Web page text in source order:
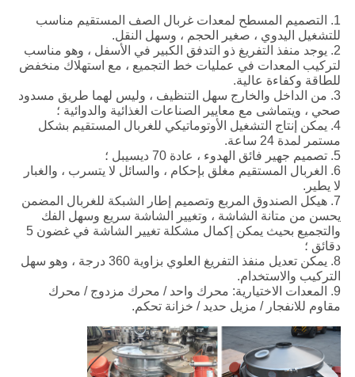
1. التصميم المسطح لمعدات غربال الصف المستقيم مناسب
للتشغيل اليدوي ، صغير الحجم ، وسهل النقل.
2. يوجد منفذ التفريغ ذو التدفق الكبير في الأسفل ، وهو مناسب
لتركيب المعدات في عمليات خط التجميع ، مع استهلاك منخفض
للطاقة وكفاءة عالية.
3. من الداخل والخارج سهل التنظيف ، وليس لهما طريق مسدود
صحي ، ويتماشى مع معايير الصناعات الغذائية والدوائية ؛
4. يمكن إنتاج التشغيل الأوتوماتيكي للغربال المستقيم بشكل
مستمر لمدة 24 ساعة.
5. تصميم جهير فائق الهدوء ، عادة 70 ديسيبل ؛
6. الغربال المستقيم مغلق بإحكام ، والسائل لا يتسرب ، والغبار
لا يطير.
7. هيكل الصندوق المربع وتصميم إطار الشبكة للغربال المضمن
يحسن من متانة الشاشة ، وتغيير الشاشة سريع وسهل الفك
والتجميع بحيث يمكن إكمال مشكلة تغيير الشاشة في غضون 5
دقائق ؛
8. يمكن تعديل منفذ التفريغ العلوي بزاوية 360 درجة ، وهو سهل
التركيب والاستخدام.
9. المعدات الاختيارية: محرك واحد / محرك مزدوج / محرك
مقاوم للانفجار / مزيل حديد / خزانة تحكم.